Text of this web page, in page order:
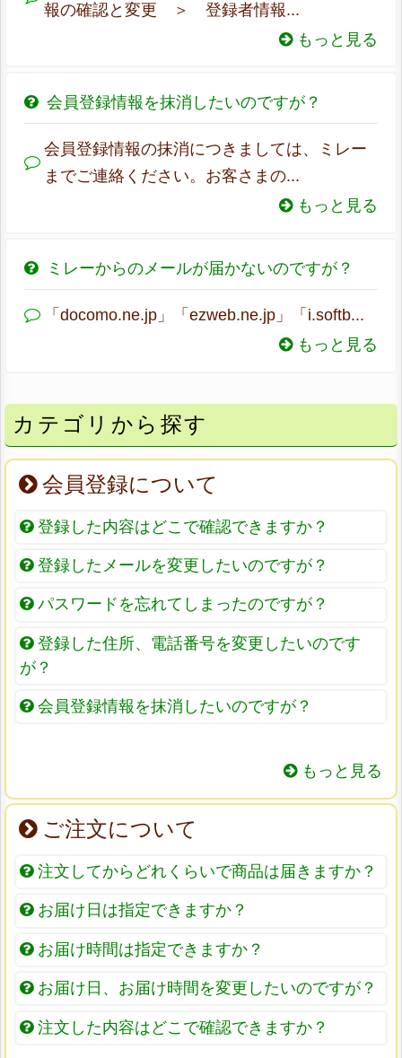
報の確認と変更 ＞ 登録者情報...
もっと見る
会員登録情報を抹消したいのですが？
会員登録情報の抹消につきましては、ミレー
までご連絡ください。お客さまの...
もっと見る
ミレーからのメールが届かないのですが？
「docomo.ne.jp」「ezweb.ne.jp」「i.softb...
もっと見る
カテゴリから探す
会員登録について
登録した内容はどこで確認できますか？
登録したメールを変更したいのですが？
パスワードを忘れてしまったのですが？
登録した住所、電話番号を変更したいのです
が？
会員登録情報を抹消したいのですが？
もっと見る
ご注文について
注文してからどれくらいで商品は届きますか？
お届け日は指定できますか？
お届け時間は指定できますか？
お届け日、お届け時間を変更したいのですが？
注文した内容はどこで確認できますか？